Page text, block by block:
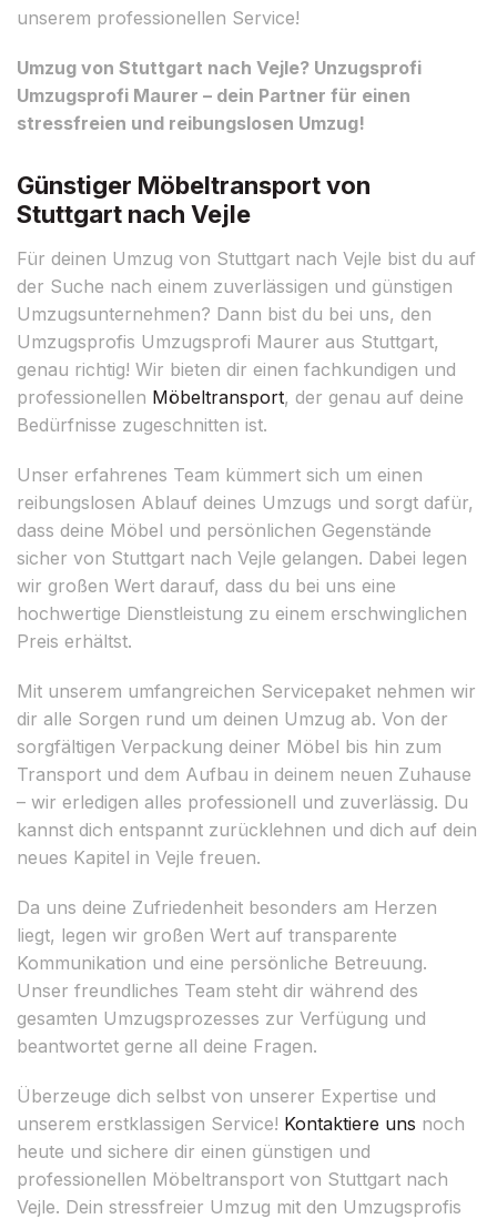
unserem professionellen Service!
Umzug von Stuttgart nach Vejle? Unzugsprofi
Umzugsprofi Maurer – dein Partner für einen
stressfreien und reibungslosen Umzug!
Günstiger Möbeltransport von
Stuttgart nach Vejle
Für deinen Umzug von Stuttgart nach Vejle bist du auf
der Suche nach einem zuverlässigen und günstigen
Umzugsunternehmen? Dann bist du bei uns, den
Umzugsprofis Umzugsprofi Maurer aus Stuttgart,
genau richtig! Wir bieten dir einen fachkundigen und
professionellen Möbeltransport, der genau auf deine
Bedürfnisse zugeschnitten ist.
Unser erfahrenes Team kümmert sich um einen
reibungslosen Ablauf deines Umzugs und sorgt dafür,
dass deine Möbel und persönlichen Gegenstände
sicher von Stuttgart nach Vejle gelangen. Dabei legen
wir großen Wert darauf, dass du bei uns eine
hochwertige Dienstleistung zu einem erschwinglichen
Preis erhältst.
Mit unserem umfangreichen Servicepaket nehmen wir
dir alle Sorgen rund um deinen Umzug ab. Von der
sorgfältigen Verpackung deiner Möbel bis hin zum
Transport und dem Aufbau in deinem neuen Zuhause
– wir erledigen alles professionell und zuverlässig. Du
kannst dich entspannt zurücklehnen und dich auf dein
neues Kapitel in Vejle freuen.
Da uns deine Zufriedenheit besonders am Herzen
liegt, legen wir großen Wert auf transparente
Kommunikation und eine persönliche Betreuung.
Unser freundliches Team steht dir während des
gesamten Umzugsprozesses zur Verfügung und
beantwortet gerne all deine Fragen.
Überzeuge dich selbst von unserer Expertise und
unserem erstklassigen Service! Kontaktiere uns noch
heute und sichere dir einen günstigen und
professionellen Möbeltransport von Stuttgart nach
Vejle. Dein stressfreier Umzug mit den Umzugsprofis